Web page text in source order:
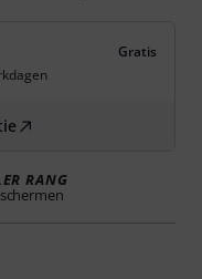
Gratis
RANG